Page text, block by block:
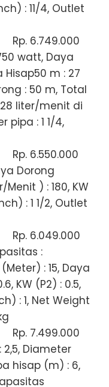
: 11/4, Outlet
Rp. 6.749.000
watt, Daya
Hisap50 m : 27
: 50 m, Total
28 liter/menit di
pipa : 1 1/4,
Rp. 6.550.000
Dorong
) : 180, KW
: 1 1/2, Outlet
Rp. 6.049.000
:
: 15, Daya
KW (P2) : 0.5,
: 1, Net Weight
Rp. 7.499.000
Diameter
hisap (m) : 6,